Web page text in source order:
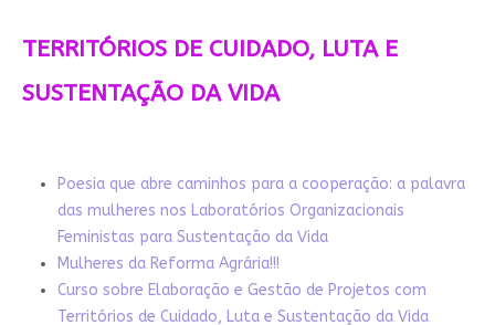
TERRITÓRIOS DE CUIDADO, LUTA E
SUSTENTAÇÃO DA VIDA
Poesia que abre caminhos para a cooperação: a palavra
das mulheres nos Laboratórios Organizacionais
Feministas para Sustentação da Vida
Mulheres da Reforma Agrária!!!
Curso sobre Elaboração e Gestão de Projetos com
Territórios de Cuidado, Luta e Sustentação da Vida